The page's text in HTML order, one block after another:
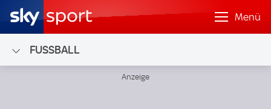
Menü
FUSSBALL